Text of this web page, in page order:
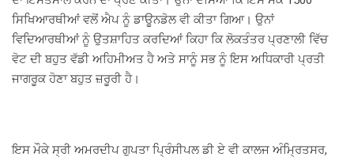
ਸਿਖਿਆਰਥੀਆਂ ਵਲੋਂ ਐਪ ਨੂੰ ਡਾਊਨਡੋਲ ਵੀ ਕੀਤਾ ਗਿਆ। ਉਨਾਂ
ਵਿਦਿਆਰਥੀਆਂ ਨੂੰ ਉਤਸ਼ਾਹਿਤ ਕਰਦਿਆਂ ਕਿਹਾ ਕਿ ਲੋਕਤੰਤਰ ਪ੍ਰਣਾਲੀ ਵਿੱਚ
ਵੋਟ ਦੀ ਬਹੁਤ ਵੱਡੀ ਅਹਿਮੀਅਤ ਹੈ ਅਤੇ ਸਾਨੂੰ ਸਭ ਨੂੰ ਇਸ ਅਧਿਕਾਰੀ ਪ੍ਰਤੀ
ਜਾਗਰੂਕ ਹੋਣਾ ਬਹੁਤ ਜ਼ਰੂਰੀ ਹੈ।
ਇਸ ਮੌਕੇ ਸ੍ਰੀ ਅਮਰਦੀਪ ਗੁਪਤਾ ਪ੍ਰਿੰਸੀਪਲ ਡੀ ਏ ਵੀ ਕਾਲਜ ਅੰਮ੍ਰਿਤਸਰ,